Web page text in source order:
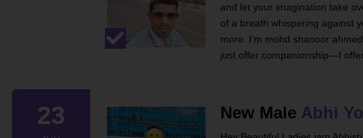
and let your imagination take
of a breath whispering against
more. I’m mohd shanoor
just offer companionship—I
23 New Male Abhi